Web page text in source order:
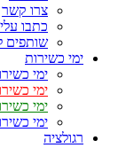
צרו קשר
כתבו
שותפים
ימי כשירות
ימי
ימי
ימי
ימי
רגולציה